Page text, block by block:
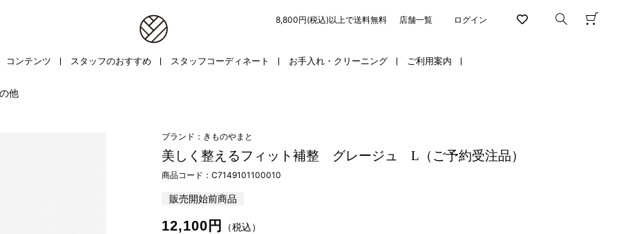
ログイン
8,800円(税込)以上で送料無料 店舗一覧
コンテンツ スタッフのおすすめ スタッフコーディネート お手入れ・クリーニング ご利用案内
他
ブランド：きものやまと
美しく整えるフィット補整 グレージュ L（ご予約受注品）
商品コード： C7149101100010
販売開始前商品
12,100円 （税込）